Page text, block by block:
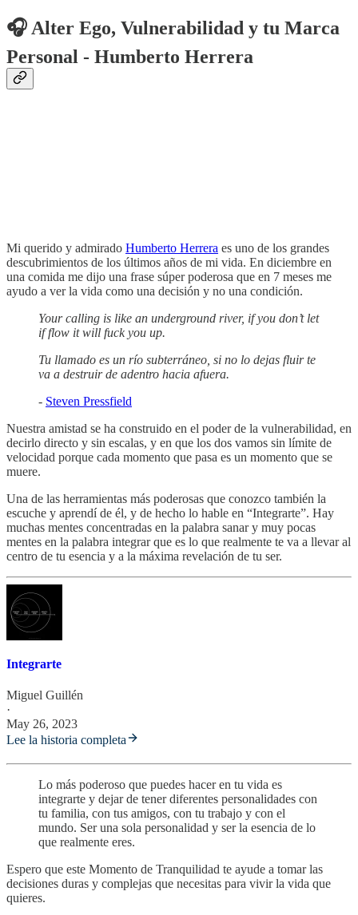
🎧 Alter Ego, Vulnerabilidad y tu Marca
Personal - Humberto Herrera
Mi querido y admirado Humberto Herrera es uno de los grandes
descubrimientos de los últimos años de mi vida. En diciembre en
una comida me dijo una frase súper poderosa que en 7 meses me
ayudo a ver la vida como una decisión y no una condición.
Your calling is like an underground river, if you don’t let
if flow it will fuck you up.
Tu llamado es un río subterráneo, si no lo dejas fluir te
va a destruir de adentro hacia afuera.
- Steven Pressfield
Nuestra amistad se ha construido en el poder de la vulnerabilidad, en
decirlo directo y sin escalas, y en que los dos vamos sin límite de
velocidad porque cada momento que pasa es un momento que se
muere.
Una de las herramientas más poderosas que conozco también la
escuche y aprendí de él, y de hecho lo hable en “Integrarte”. Hay
muchas mentes concentradas en la palabra sanar y muy pocas
mentes en la palabra integrar que es lo que realmente te va a llevar al
centro de tu esencia y a la máxima revelación de tu ser.
Integrarte
Miguel Guillén
·
May 26, 2023
Lee la historia completa
Lo más poderoso que puedes hacer en tu vida es
integrarte y dejar de tener diferentes personalidades con
tu familia, con tus amigos, con tu trabajo y con el
mundo. Ser una sola personalidad y ser la esencia de lo
que realmente eres.
Espero que este Momento de Tranquilidad te ayude a tomar las
decisiones duras y complejas que necesitas para vivir la vida que
quieres.